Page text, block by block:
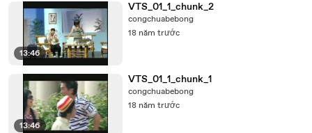
13:46
VTS_01_1_chunk_2
congchuabebong
18 năm trước
13:46
VTS_01_1_chunk_1
congchuabebong
18 năm trước